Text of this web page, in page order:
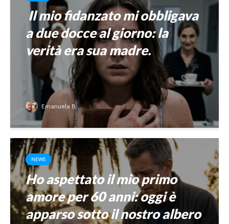
Il mio fidanzato mi obbligava
a due docce al giorno: la
verità era sua madre.
Emanuela B.
NEWS
Ho aspettato il mio primo
amore per 60 anni: oggi è
apparso sotto il nostro albero